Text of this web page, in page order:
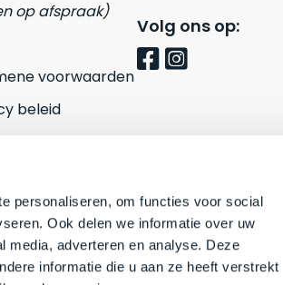
personaliseren, om functies voor social
Ook delen we informatie over uw
media, adverteren en analyse. Deze
informatie die u aan ze heeft verstrekt
op afspraak)
voorwaarden
beleid
Volg ons op: